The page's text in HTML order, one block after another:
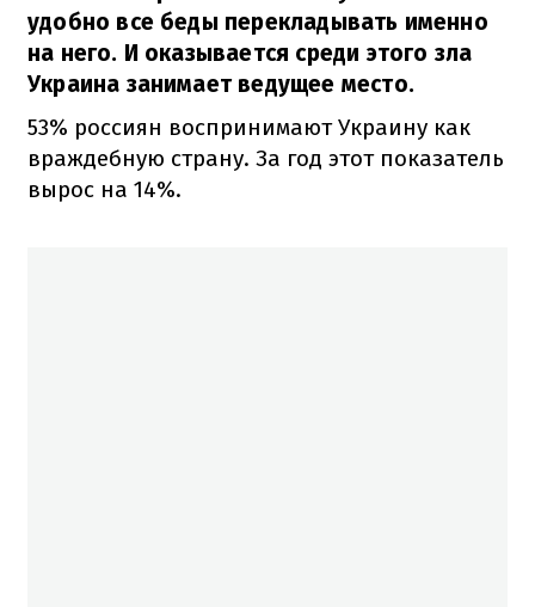
удобно все беды перекладывать именно
на него. И оказывается среди этого зла
Украина занимает ведущее место.
53% россиян воспринимают Украину как
враждебную страну. За год этот показатель
вырос на 14%.